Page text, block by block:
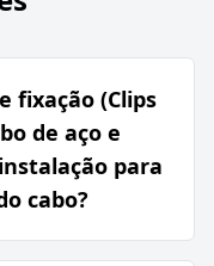
fixação (Clips
de aço e
para
cabo?